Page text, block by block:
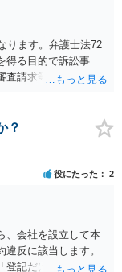
ります。弁護士法72
得る目的で訴訟事
査請求等行政庁に対
れらの周旋をするこ
又は他の法律に別段
とから、報酬を得る
法72条に違反しな
任者に委任できるか
？
役にたった 2
、会社を設立して本
反に該当します。
登記だけなら実務上